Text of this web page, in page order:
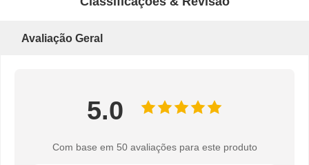
Avaliação Geral
5.0
Com base em 50 avaliações para este produto